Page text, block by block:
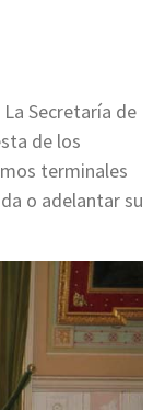
La Secretaría de
de los
terminales
o adelantar su